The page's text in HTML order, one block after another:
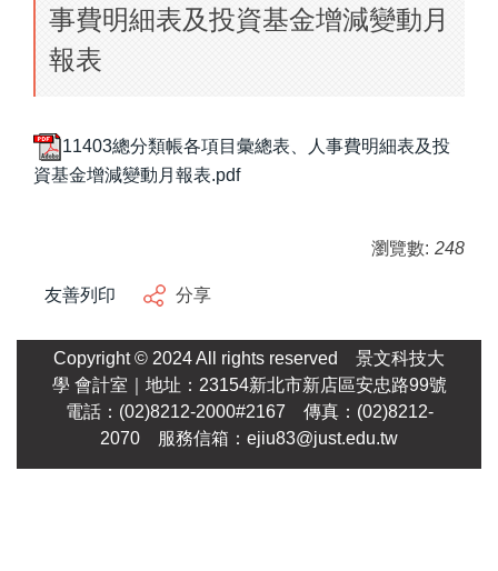
事費明細表及投資基金增減變動月
報表
11403總分類帳各項目彙總表、人事費明細表及投
資基金增減變動月報表.pdf
瀏覽數: 248
友善列印 分享
Copyright © 2024 All rights reserved 景文科技大
學 會計室｜地址：23154新北市新店區安忠路99號
電話：(02)8212-2000#2167 傳真：(02)8212-
2070 服務信箱： ejiu83@just.edu.tw